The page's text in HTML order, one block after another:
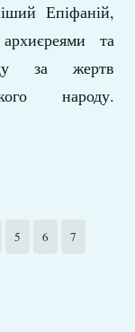
Епіфаній,
та
за жертв
народу.
5 6 7